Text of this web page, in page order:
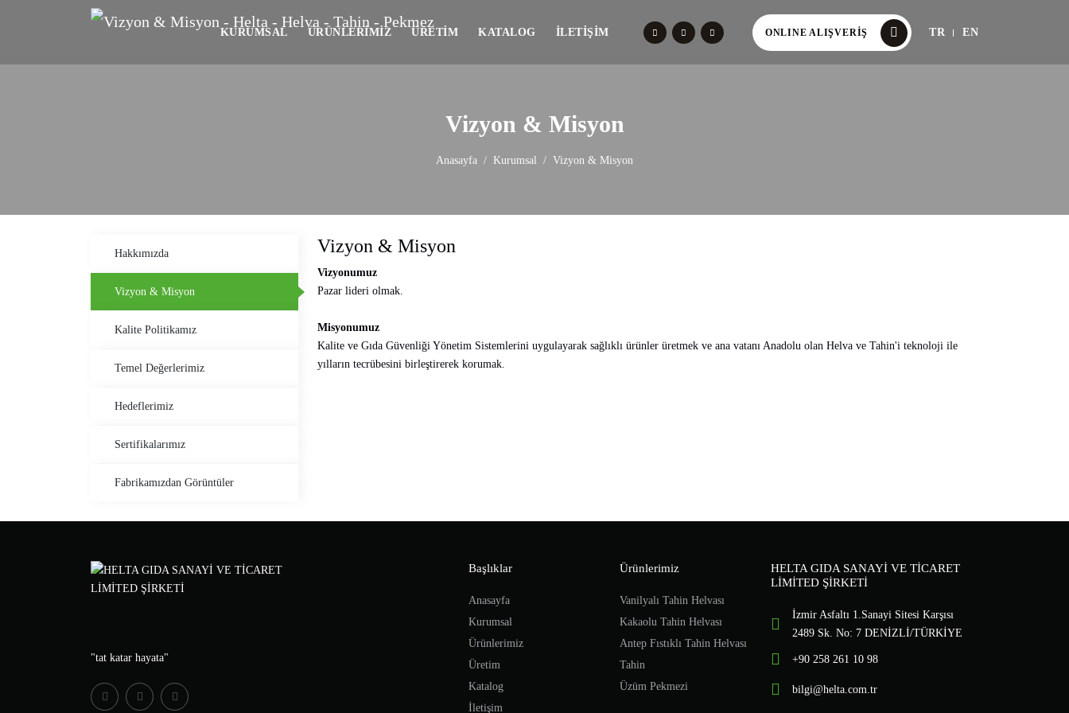
KURUMSAL ÜRÜNLERIMIZ ÜRETIM KATALOG İLETIŞIM ONLINE ALIŞVERIŞ TR EN
Vizyon & Misyon
Anasayfa Kurumsal Vizyon & Misyon
Hakkımızda
Vizyon & Misyon
Kalite Politikamız
Temel Değerlerimiz
Hedeflerimiz
Sertifikalarımız
Fabrikamızdan Görüntüler
Vizyon & Misyon
Vizyonumuz
Pazar lideri olmak.
Misyonumuz
Kalite ve Gıda Güvenliği Yönetim Sistemlerini uygulayarak sağlıklı ürünler üretmek ve ana vatanı Anadolu olan Helva ve Tahin'i teknoloji ile
yılların tecrübesini birleştirerek korumak.
"tat katar hayata"
Başlıklar
Anasayfa
Kurumsal
Ürünlerimiz
Üretim
Katalog
İletişim
Ürünlerimiz
Vanilyalı Tahin Helvası
Kakaolu Tahin Helvası
Antep Fıstıklı Tahin Helvası
Tahin
Üzüm Pekmezi
HELTA GIDA SANAYİ VE TİCARET
LİMİTED ŞİRKETİ
İzmir Asfaltı 1.Sanayi Sitesi Karşısı
2489 Sk. No: 7 DENİZLİ/TÜRKİYE
+90 258 261 10 98
bilgi@helta.com.tr